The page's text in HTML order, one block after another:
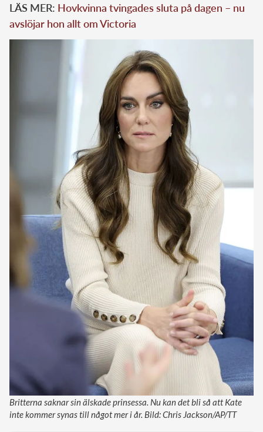
LÄS MER: Hovkvinna tvingades sluta på dagen – nu
avslöjar hon allt om Victoria
Britterna saknar sin älskade prinsessa. Nu kan det bli så att Kate
inte kommer synas till något mer i år. Bild: Chris Jackson/AP/TT